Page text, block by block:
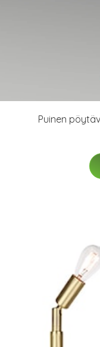
Puinen